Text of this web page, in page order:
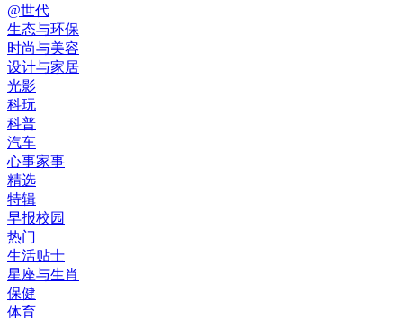
@世代
生态与环保
时尚与美容
设计与家居
光影
科玩
科普
汽车
心事家事
精选
特辑
早报校园
热门
生活贴士
星座与生肖
保健
体育